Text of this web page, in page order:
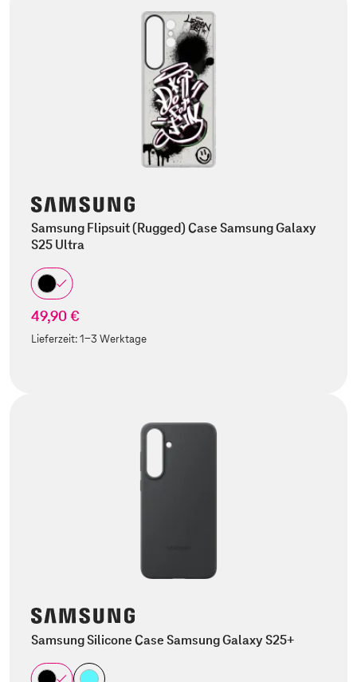
Samsung Flipsuit (Rugged) Case Samsung Galaxy
S25 Ultra
49,90 €
Lieferzeit:1-3 Werktage
Samsung Silicone Case Samsung Galaxy S25+